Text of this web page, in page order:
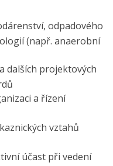
odpadového
(např. anaerobní
dalších projektových
a řízení
vztahů
účast při vedení